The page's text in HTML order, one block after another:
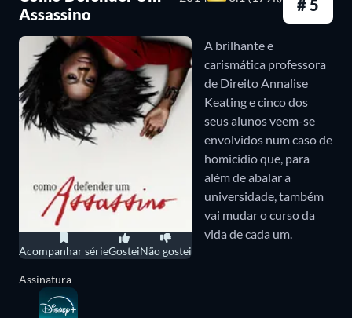
que transcendem o ódio antigo entre as famílias
continuam a surgir.Still Star-Crossed
livro de Melinda Taub.
For the People (2018 - 2019)
For the People
é sobre um grupo de advogados
recém-formados que dedica suas vidas trabalhando
em alguns dos casos mais importantes dos Estados
Unidos. Atuando tanto na defesa quanto na
acusação, eles enfrentam os maiores desafios de
suas carreiras no tribunal de Nova Iorque,
especialmente quando seus caminhos se cruzam.
completamente os
laços com seu passado...
Acompanhar sérieGosteiNão gostei
Assassino
# 5
A brilhante e
carismática professora
de Direito Annalise
Keating e cinco dos
seus alunos veem-se
envolvidos num caso de
homicídio que, para
além de abalar a
universidade, também
vai mudar o curso da
vida de cada um.
Assinatura